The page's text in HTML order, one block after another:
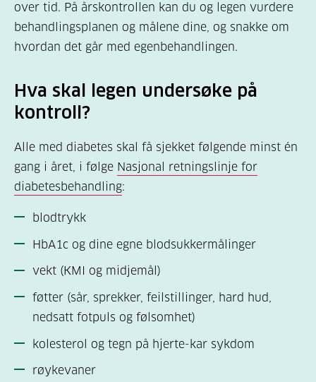
over tid. På årskontrollen kan du og legen vurdere
behandlingsplanen og målene dine, og snakke om
hvordan det går med egenbehandlingen.
Hva skal legen undersøke på
kontroll?
Alle med diabetes skal få sjekket følgende minst én
gang i året, i følge Nasjonal retningslinje for
diabetesbehandling:
blodtrykk
HbA1c og dine egne blodsukkermålinger
vekt (KMI og midjemål)
føtter (sår, sprekker, feilstillinger, hard hud,
nedsatt fotpuls og følsomhet)
kolesterol og tegn på hjerte-kar sykdom
røykevaner